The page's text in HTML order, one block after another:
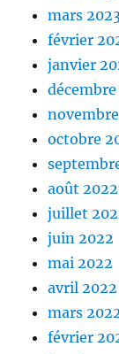
mars
février
janvier
octobre
août 2022
juillet
juin 2022
mai 2022
avril 2022
mars
février